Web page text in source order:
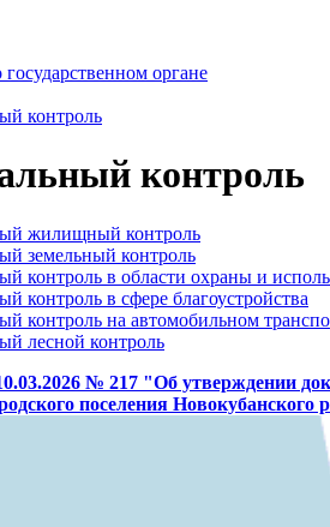
органе
контроль
контроль
жилищный контроль
земельный контроль
контроль в области охраны и
контроль в сфере благоустройства
контроль на автомобильном
лесной контроль
№ 217 "Об утверждении
поселения Новокубанского